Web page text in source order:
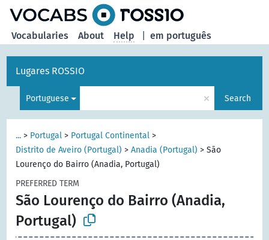
em português
Vocabularies About Help
Lugares ROSSIO
Portuguese × Search
... > Portugal > Portugal Continental >
Distrito de Aveiro (Portugal) >Anadia (Portugal) >São
Lourenço do Bairro (Anadia, Portugal)
PREFERRED TERM
São Lourenço do Bairro (Anadia,
Portugal)